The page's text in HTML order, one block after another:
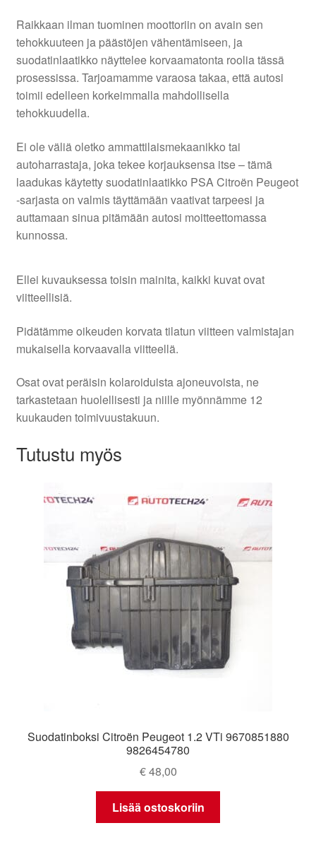
Raikkaan ilman tuominen moottoriin on avain sen
tehokkuuteen ja päästöjen vähentämiseen, ja
suodatinlaatikko näyttelee korvaamatonta roolia tässä
prosessissa. Tarjoamamme varaosa takaa, että autosi
toimii edelleen korkeimmalla mahdollisella
tehokkuudella.
Ei ole väliä oletko ammattilaismekaanikko tai
autoharrastaja, joka tekee korjauksensa itse – tämä
laadukas käytetty suodatinlaatikko PSA Citroën Peugeot
-sarjasta on valmis täyttämään vaativat tarpeesi ja
auttamaan sinua pitämään autosi moitteettomassa
kunnossa.
Ellei kuvauksessa toisin mainita, kaikki kuvat ovat
viitteellisiä.
Pidätämme oikeuden korvata tilatun viitteen valmistajan
mukaisella korvaavalla viitteellä.
Osat ovat peräisin kolaroiduista ajoneuvoista, ne
tarkastetaan huolellisesti ja niille myönnämme 12
kuukauden toimivuustakuun.
Tutustu myös
Suodatinboksi Citroën Peugeot 1.2 VTi 9670851880
9826454780
€48,00
Lisää ostoskoriin